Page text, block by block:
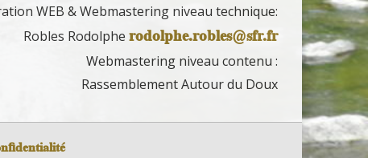
WEB & Webmastering niveau technique:
Robles Rodolphe rodolphe.robles@sfr.fr
Webmastering niveau contenu :
Rassemblement Autour du Doux